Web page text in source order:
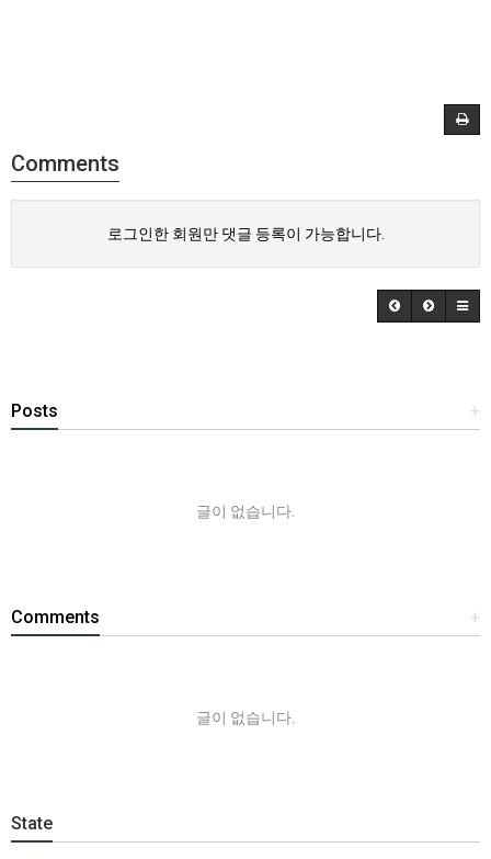
Comments
로그인한 회원만 댓글 등록이 가능합니다.
+
Posts
글이 없습니다.
+
Comments
글이 없습니다.
State